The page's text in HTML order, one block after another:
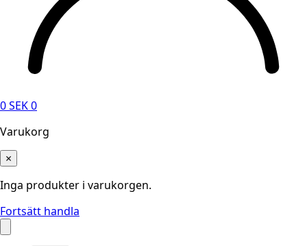
0SEK0
Varukorg
×
Inga produkter i varukorgen.
Fortsätt handla